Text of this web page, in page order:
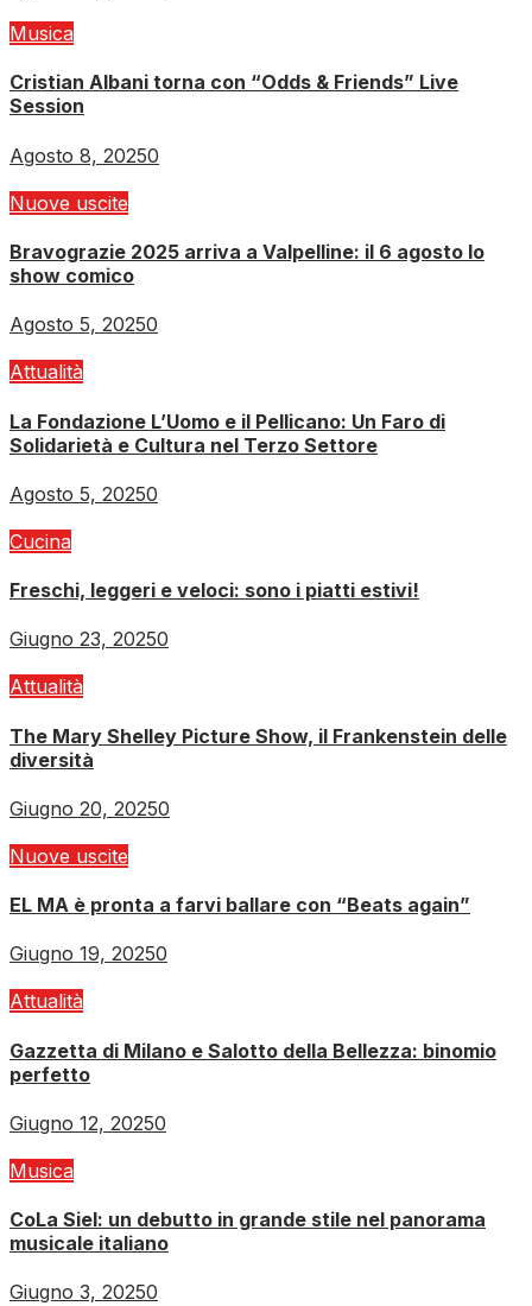
Musica
Cristian Albani torna con “Odds & Friends” Live
Session
Agosto 8, 20250
Nuove uscite
Bravograzie 2025 arriva a Valpelline: il 6 agosto lo
show comico
Agosto 5, 20250
Attualità
La Fondazione L’Uomo e il Pellicano: Un Faro di
Solidarietà e Cultura nel Terzo Settore
Agosto 5, 20250
Cucina
Freschi, leggeri e veloci: sono i piatti estivi!
Giugno 23, 20250
Attualità
The Mary Shelley Picture Show, il Frankenstein delle
diversità
Giugno 20, 20250
Nuove uscite
EL MA è pronta a farvi ballare con “Beats again”
Giugno 19, 20250
Attualità
Gazzetta di Milano e Salotto della Bellezza: binomio
perfetto
Giugno 12, 20250
Musica
CoLa Siel: un debutto in grande stile nel panorama
musicale italiano
Giugno 3, 20250